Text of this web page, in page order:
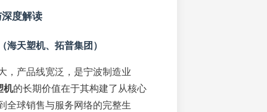
度解读
海天塑机、拓普集团）
，产品线宽泛，是宁波制造业
机的长期价值在于其构建了从核心
全球销售与服务网络的完整生